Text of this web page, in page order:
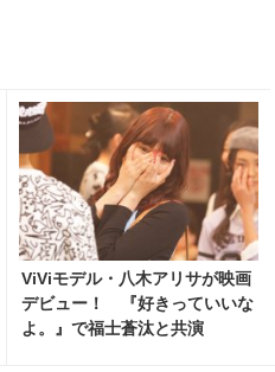
ViViモデル・八木アリサが映画
デビュー！ 『好きっていいな
よ。』で福士蒼汰と共演